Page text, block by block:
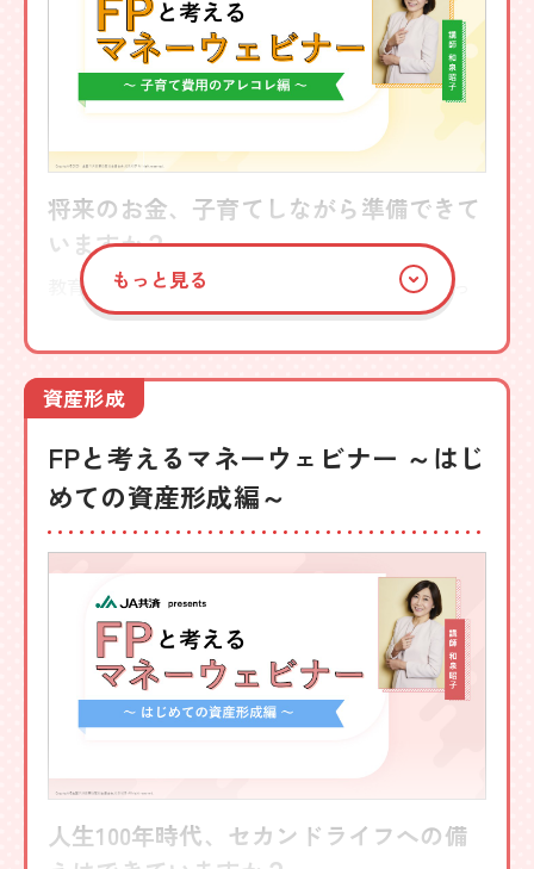
将来のお金、子育てしながら準備できて
いますか？
教育費・習い事・進学費用など、子育てには思っ
た以上にお金がかかるもの。 「いつ、どれくらい
必要？」「今から何を準備すればいい？」そんな
疑問を、FPがやさしく整理します。
CFP®・生活経済ジャーナリスト
和泉 昭子
詳しく見る
もっと見る
資産形成
FPと考えるマネーウェビナー ～はじ
めての資産形成編～
人生100年時代、セカンドライフへの備